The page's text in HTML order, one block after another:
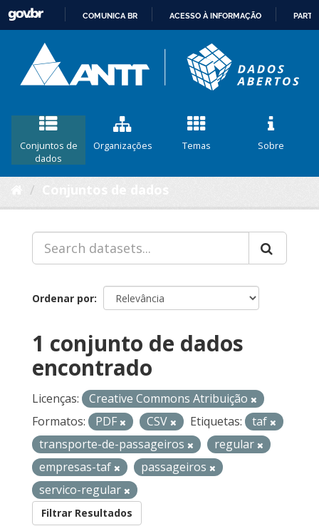
CONTEÚDO
COMUNICA BR ACESSO À INFORMAÇÃO
Conjuntos de
dados
Organizações Temas Sobre
Ordenar por
1 conjunto de dados
encontrado
Licenças:
Creative Commons Atribuição
Formatos:
PDF CSV Etiquetas:
taf
transporte-de-passageiros
regular
empresas-taf
passageiros
servico-regular
Filtrar Resultados